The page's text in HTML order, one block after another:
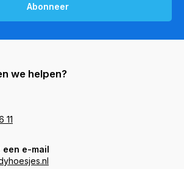
Abonneer
we helpen?
11
een e-mail